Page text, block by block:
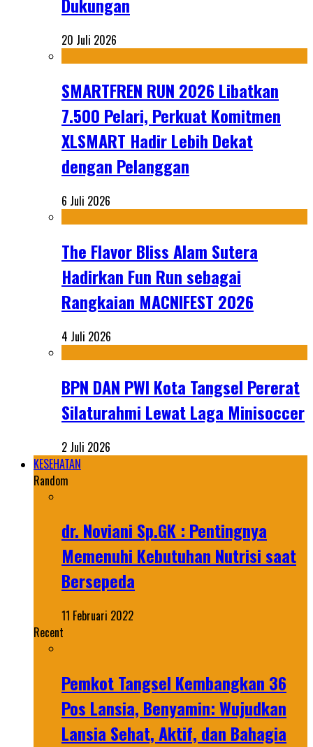
20 Juli 2026
SMARTFREN RUN 2026 Libatkan
7.500 Pelari, Perkuat Komitmen
XLSMART Hadir Lebih Dekat
dengan Pelanggan
6 Juli 2026
The Flavor Bliss Alam Sutera
Hadirkan Fun Run sebagai
Rangkaian MACNIFEST 2026
4 Juli 2026
BPN DAN PWI Kota Tangsel Pererat
Silaturahmi Lewat Laga Minisoccer
2 Juli 2026
KESEHATAN
Random
dr. Noviani Sp.GK : Pentingnya
Memenuhi Kebutuhan Nutrisi saat
Bersepeda
11 Februari 2022
Recent
Pemkot Tangsel Kembangkan 36
Pos Lansia, Benyamin: Wujudkan
Lansia Sehat, Aktif, dan Bahagia